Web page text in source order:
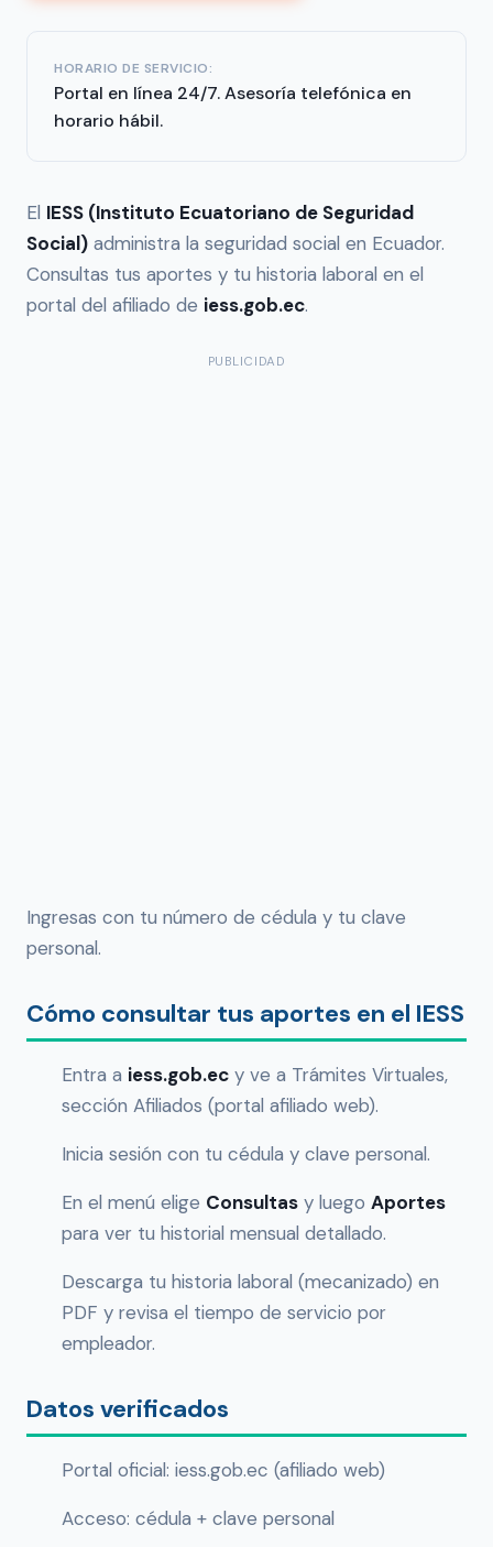
HORARIO DE SERVICIO:
Portal en línea 24/7. Asesoría telefónica en
horario hábil.
El IESS (Instituto Ecuatoriano de Seguridad
Social) administra la seguridad social en Ecuador.
Consultas tus aportes y tu historia laboral en el
portal del afiliado de iess.gob.ec.
PUBLICIDAD
Ingresas con tu número de cédula y tu clave
personal.
Cómo consultar tus aportes en el IESS
Entra a iess.gob.ec y ve a Trámites Virtuales,
sección Afiliados (portal afiliado web).
Inicia sesión con tu cédula y clave personal.
En el menú elige Consultas y luego Aportes
para ver tu historial mensual detallado.
Descarga tu historia laboral (mecanizado) en
PDF y revisa el tiempo de servicio por
empleador.
Datos verificados
Portal oficial: iess.gob.ec (afiliado web)
Acceso: cédula + clave personal